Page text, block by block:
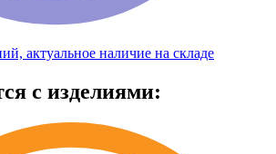
актуальное наличие на складе
с изделиями: